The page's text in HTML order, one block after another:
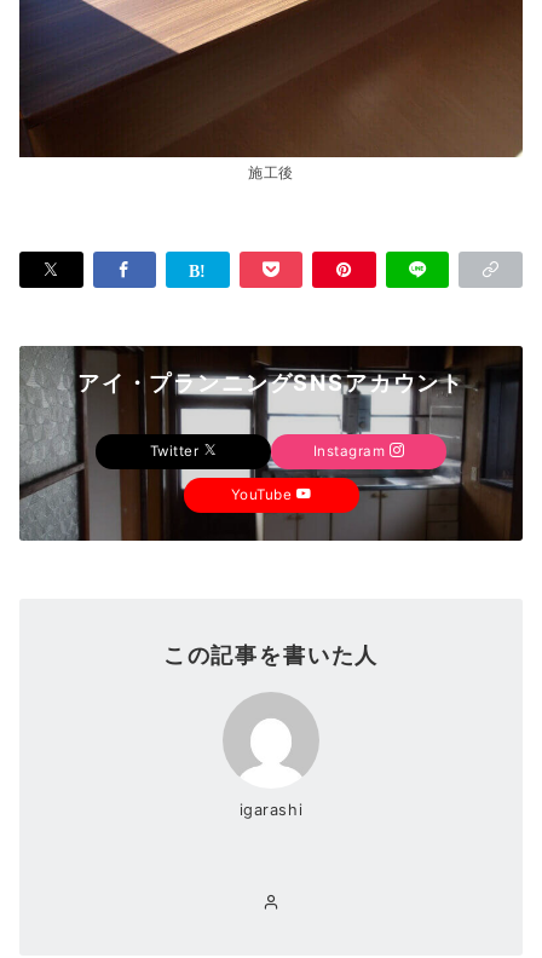
施工後
アイ・プランニングSNSアカウント
Twitter Instagram
YouTube
この記事を書いた人
igarashi